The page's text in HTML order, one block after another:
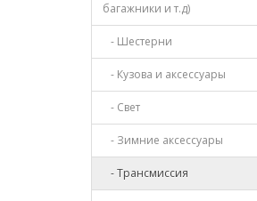
багажники и т.д)
- Шестерни
- Кузова и аксессуары
- Свет
- Зимние аксессуары
- Трансмиссия